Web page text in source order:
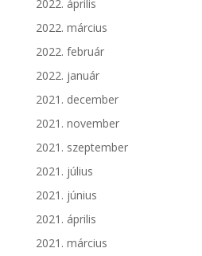
2022. április
2022. március
2022. február
2022. január
2021. december
2021. november
2021. szeptember
2021. július
2021. június
2021. április
2021. március